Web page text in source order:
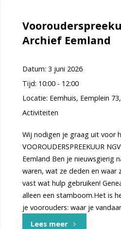
Archief Eemland
Datum: 3 juni 2026
Tijd: 10:00 - 12:00
Locatie: Eemhuis, Eemplein
Activiteiten
Wij nodigen je graag uit voor
VOOROUDERSPREEKUUR
Eemland Ben je nieuwsgierig
waren, wat ze deden en waar
vast wat hulp gebruiken!
alleen een stamboom.Het is
je voorouders: waar je
Lees meer